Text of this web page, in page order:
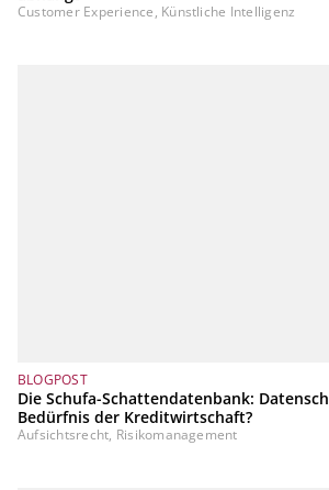
Customer Experience, Künstliche Intelligenz
BLOGPOST
Die Schufa-Schattendatenbank:
Bedürfnis der Kreditwirtschaft?
Aufsichtsrecht, Risikomanagement